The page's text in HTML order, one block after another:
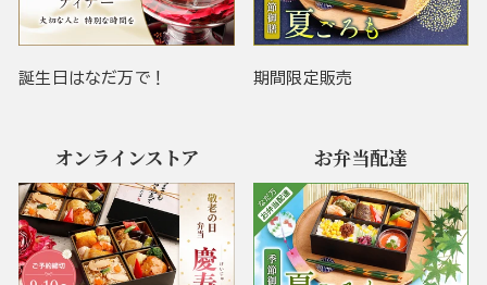
誕生日はなだ万で！ 期間限定販売
オンラインストア お弁当配達